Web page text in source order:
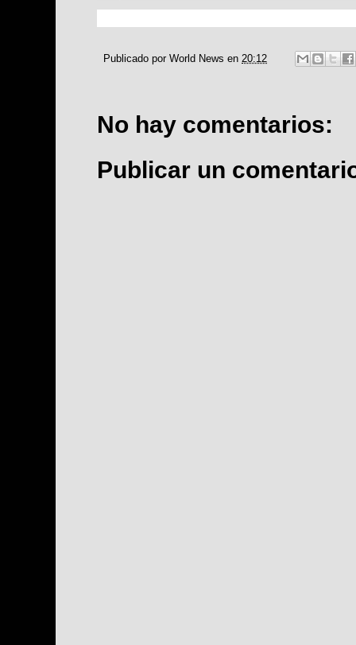
Publicado por World News en 20:12
No hay comentarios:
Publicar un